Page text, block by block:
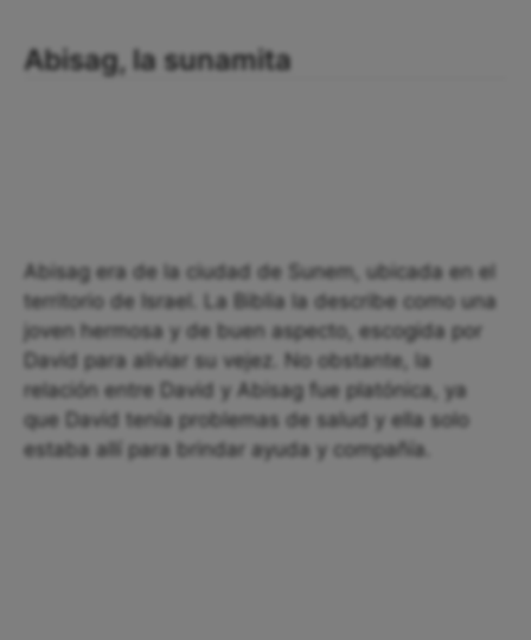
Abisag, la sunamita
Abisag era de la ciudad de Sunem, ubicada en el
territorio de Israel. La Biblia la describe como una
joven hermosa y de buen aspecto, escogida por
David para aliviar su vejez. No obstante, la
relación entre David y Abisag fue platónica, ya
que David tenía problemas de salud y ella solo
estaba allí para brindar ayuda y compañía.